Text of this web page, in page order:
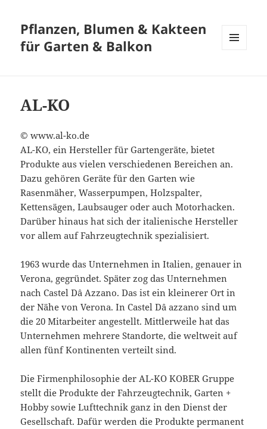
Pflanzen, Blumen & Kakteen
für Garten & Balkon
AL-KO
© www.al-ko.de
AL-KO, ein Hersteller für Gartengeräte, bietet
Produkte aus vielen verschiedenen Bereichen an.
Dazu gehören Geräte für den Garten wie
Rasenmäher, Wasserpumpen, Holzspalter,
Kettensägen, Laubsauger oder auch Motorhacken.
Darüber hinaus hat sich der italienische Hersteller
vor allem auf Fahrzeugtechnik spezialisiert.
1963 wurde das Unternehmen in Italien, genauer in
Verona, gegründet. Später zog das Unternehmen
nach Castel Dâ Azzano. Das ist ein kleinerer Ort in
der Nähe von Verona. In Castel Dâ azzano sind um
die 20 Mitarbeiter angestellt. Mittlerweile hat das
Unternehmen mehrere Standorte, die weltweit auf
allen fünf Kontinenten verteilt sind.
Die Firmenphilosophie der AL-KO KOBER Gruppe
stellt die Produkte der Fahrzeugtechnik, Garten +
Hobby sowie Lufttechnik ganz in den Dienst der
Gesellschaft. Dafür werden die Produkte permanent